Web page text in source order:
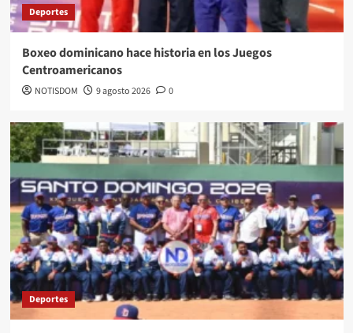
Deportes
Boxeo dominicano hace historia en los Juegos
Centroamericanos
NOTISDOM 9 agosto 2026 0
Deportes